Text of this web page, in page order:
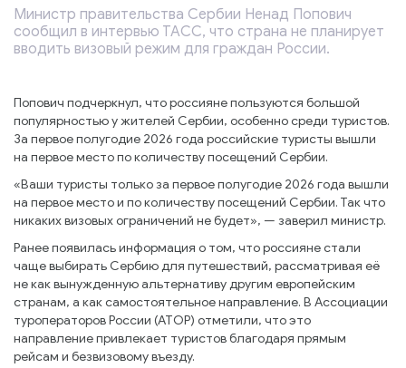
Министр правительства Сербии Ненад Попович
сообщил в интервью ТАСС, что страна не планирует
вводить визовый режим для граждан России.
Попович подчеркнул, что россияне пользуются большой
популярностью у жителей Сербии, особенно среди туристов.
За первое полугодие 2026 года российские туристы вышли
на первое место по количеству посещений Сербии.
«Ваши туристы только за первое полугодие 2026 года вышли
на первое место и по количеству посещений Сербии. Так что
никаких визовых ограничений не будет», — заверил министр.
Ранее появилась информация о том, что россияне стали
чаще выбирать Сербию для путешествий, рассматривая её
не как вынужденную альтернативу другим европейским
странам, а как самостоятельное направление. В Ассоциации
туроператоров России (АТОР) отметили, что это
направление привлекает туристов благодаря прямым
рейсам и безвизовому въезду.